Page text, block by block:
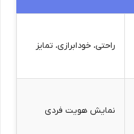
راحتی، خودابرازی، تمایز
نمایش هویت فردی